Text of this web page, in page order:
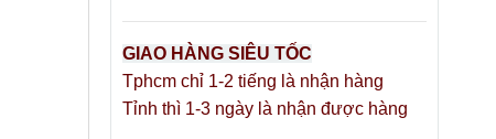
GIAO HÀNG SIÊU TỐC
Tphcm chỉ 1-2 tiếng là nhận hàng
Tỉnh thì 1-3 ngày là nhận được hàng